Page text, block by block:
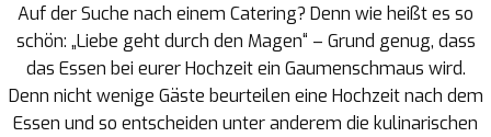
Auf der Suche nach einem Catering? Denn wie heißt es so
schön: „Liebe geht durch den Magen“ – Grund genug, dass
das Essen bei eurer Hochzeit ein Gaumenschmaus wird.
Denn nicht wenige Gäste beurteilen eine Hochzeit nach dem
Essen und so entscheiden unter anderem die kulinarischen